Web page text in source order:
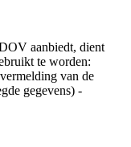
aanbiedt, dient
te worden:
van de
gegevens) -